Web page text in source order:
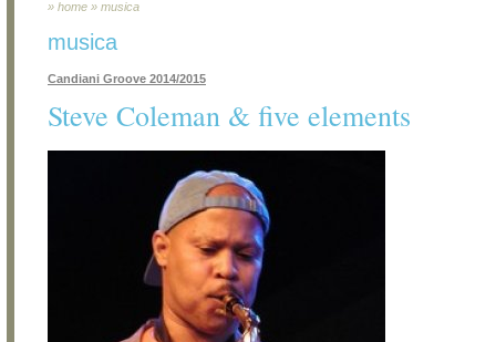
» home » musica
musica
Candiani Groove 2014/2015
Steve Coleman & five elements